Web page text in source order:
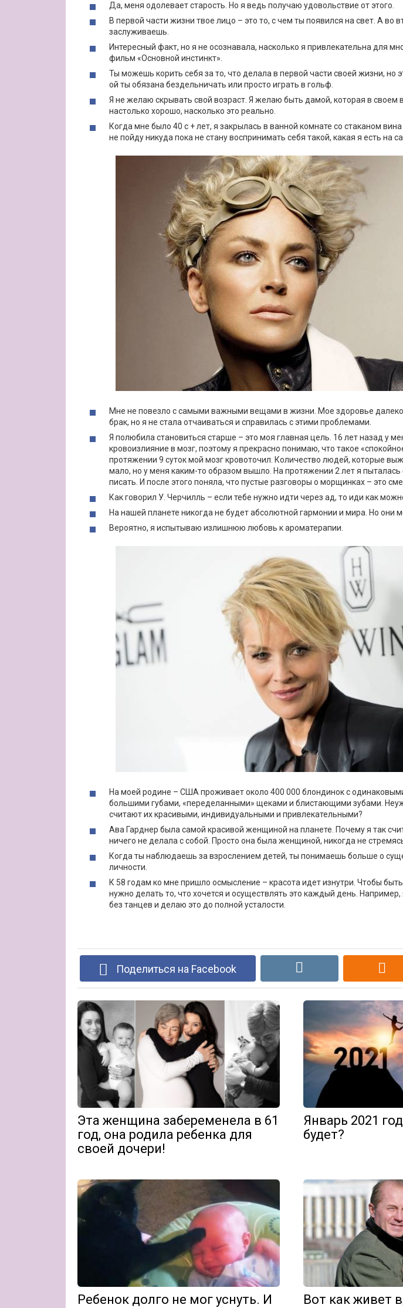
Да, меня одолевает старость. Но я ведь получаю удовольствие от этого.
В первой части жизни твое лицо – это то, с чем ты появился на свет. А во
заслуживаешь.
Интересный факт, но я не осознавала, насколько я привлекательна для
фильм «Основной инстинкт».
Ты можешь корить себя за то, что делала в первой части своей жизни, но
ой ты обязана бездельничать или просто играть в гольф.
Я не желаю скрывать свой возраст. Я желаю быть дамой, которая в своем
настолько хорошо, насколько это реально.
Когда мне было 40 с + лет, я закрылась в ванной комнате со стаканом
не пойду никуда пока не стану воспринимать себя такой, какая я есть на
Мне не повезло с самыми важными вещами в жизни. Мое здоровье далеко
брак, но я не стала отчаиваться и справилась с этими проблемами.
Я полюбила становиться старше – это моя главная цель. 16 лет назад у
кровоизлияние в мозг, поэтому я прекрасно понимаю, что такое
протяжении 9 суток мой мозг кровоточил. Количество людей, которые
мало, но у меня каким-то образом вышло. На протяжении 2 лет я пыталась
писать. И после этого поняла, что пустые разговоры о морщинках – это
Как говорил У. Черчилль – если тебе нужно идти через ад, то иди как
На нашей планете никогда не будет абсолютной гармонии и мира. Но они
Вероятно, я испытываю излишнюю любовь к ароматерапии.
На моей родине – США проживает около 400 000 блондинок с
большими губами, «переделанными» щеками и блистающими зубами.
считают их красивыми, индивидуальными и привлекательными?
Ава Гарднер была самой красивой женщиной на планете. Почему я так
ничего не делала с собой. Просто она была женщиной, никогда не
Когда ты наблюдаешь за взрослением детей, ты понимаешь больше о
личности.
К 58 годам ко мне пришло осмысление – красота идет изнутри. Чтобы
нужно делать то, что хочется и осуществлять это каждый день.
без танцев и делаю это до полной усталости.
Поделиться на Facebook
Эта женщина забеременела в 61
год, она родила ребенка для
своей дочери!
Январь 2021
будет?
Ребенок долго не мог уснуть. И
Вот как живет